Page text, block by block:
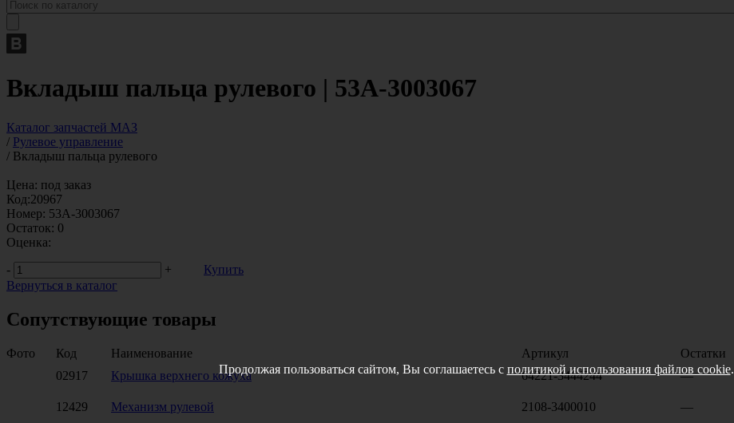
Вкладыш пальца рулевого | 53А-3003067
Каталог запчастей МАЗ
/ Рулевое управление
/ Вкладыш пальца рулевого
Цена: под заказ
Код:20967
Номер: 53А-3003067
Остаток: 0
Оценка:
-
+
Купить
Вернуться в каталог
Сопутствующие товары
Фото Код Наименование Артикул Остатки
02917
Крышка верхнего кожуха 64221-3444244 —
12429
Механизм рулевой 2108-3400010 —
Продолжая пользоваться сайтом, Вы соглашаетесь с политикой использования файлов cookie.